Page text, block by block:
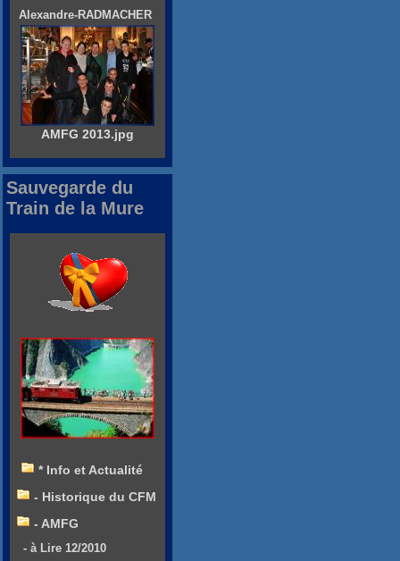
Alexandre-RADMACHER
AMFG 2013.jpg
Sauvegarde du
Train de la Mure
* Info et Actualité
- Historique du CFM
- AMFG
- à Lire 12/2010